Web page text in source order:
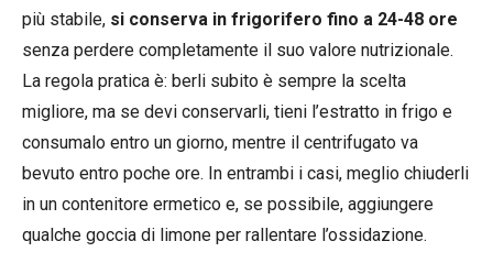
più stabile, si conserva in frigorifero fino a 24-48 ore
senza perdere completamente il suo valore nutrizionale.
La regola pratica è: berli subito è sempre la scelta
migliore, ma se devi conservarli, tieni l’estratto in frigo e
consumalo entro un giorno, mentre il centrifugato va
bevuto entro poche ore. In entrambi i casi, meglio chiuderli
in un contenitore ermetico e, se possibile, aggiungere
qualche goccia di limone per rallentare l’ossidazione.